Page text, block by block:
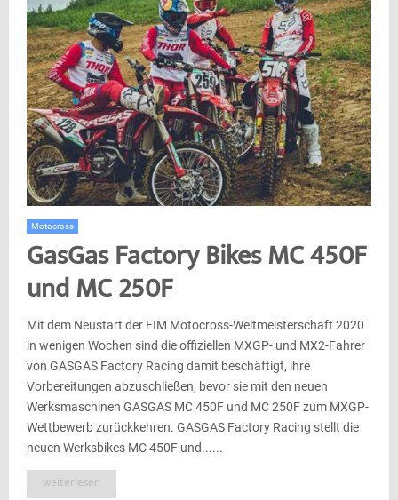
Motocross
GasGas Factory Bikes MC 450F
und MC 250F
Mit dem Neustart der FIM Motocross-Weltmeisterschaft 2020
in wenigen Wochen sind die offiziellen MXGP- und MX2-Fahrer
von GASGAS Factory Racing damit beschäftigt, ihre
Vorbereitungen abzuschließen, bevor sie mit den neuen
Werksmaschinen GASGAS MC 450F und MC 250F zum MXGP-
Wettbewerb zurückkehren. GASGAS Factory Racing stellt die
neuen Werksbikes MC 450F und......
weiterlesen